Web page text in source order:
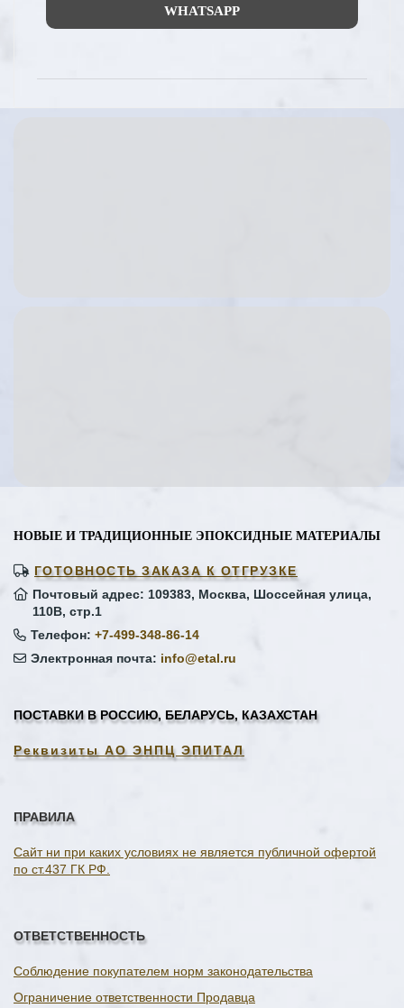
WHATSAPP
НОВЫЕ И ТРАДИЦИОННЫЕ ЭПОКСИДНЫЕ МАТЕРИАЛЫ
ГОТОВНОСТЬ ЗАКАЗА К ОТГРУЗКЕ
Почтовый адрес: 109383, Москва, Шоссейная улица,
110В, стр.1
Телефон: +7-499-348-86-14
Электронная почта: info@etal.ru
ПОСТАВКИ В РОССИЮ, БЕЛАРУСЬ, КАЗАХСТАН
Реквизиты АО ЭНПЦ ЭПИТАЛ
ПРАВИЛА
Сайт ни при каких условиях не является публичной офертой
по ст.437 ГК РФ.
ОТВЕТСТВЕННОСТЬ
Соблюдение покупателем норм законодательства
Ограничение ответственности Продавца